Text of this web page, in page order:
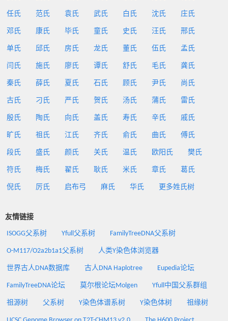
任氏 范氏 袁氏 武氏 白氏 沈氏 庄氏
邓氏 康氏 毕氏 童氏 史氏 汪氏 邢氏
单氏 邱氏 房氏 龙氏 董氏 伍氏 孟氏
闫氏 施氏 廖氏 谭氏 舒氏 毛氏 龚氏
秦氏 薛氏 夏氏 石氏 顾氏 尹氏 尚氏
古氏 刁氏 严氏 贺氏 汤氏 蒲氏 雷氏
殷氏 陶氏 向氏 盖氏 寿氏 辛氏 戚氏
旷氏 祖氏 江氏 齐氏 俞氏 曲氏 傅氏
段氏 盛氏 颜氏 关氏 温氏 欧阳氏 樊氏
符氏 梅氏 翟氏 耿氏 米氏 章氏 葛氏
倪氏 厉氏 启布弓 麻氏 华氏 更多姓氏树
友情链接
ISOGG父系树 Yfull父系树 FamilyTreeDNA父系树
O-M117/O2a2b1a1父系树 人类Y染色体浏览器
世界古人DNA数据库 古人DNA Haplotree Eupedia论坛
FamilyTreeDNA论坛 莫尔根论坛Molgen Yfull中国父系群组
祖源树 父系树 Y染色体谱系树 Y染色体树 祖缘树